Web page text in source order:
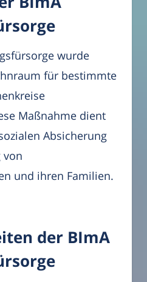
wurde
für bestimmte
Maßnahme dient
Absicherung
von
und ihren Familien.
der BImA